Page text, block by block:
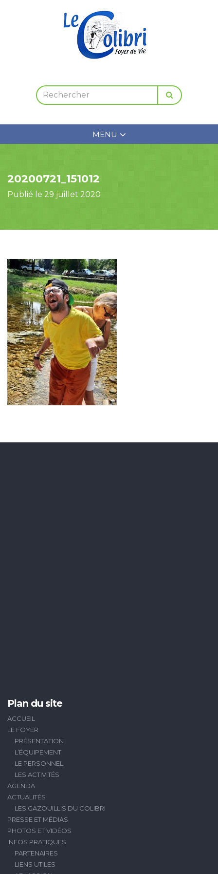
MENU
20200721_151012
Publié le 29 juillet 2020
Plan du site
ACCUEIL
LE FOYER
PRÉSENTATION
L’ÉQUIPEMENT
LE PERSONNEL
LES ACTIVITÉS
AGENDA
ACTUALITÉS
LES GAZOUILLIS DU COLIBRI
PRESSE ET MÉDIAS
PHOTOS ET VIDÉOS
INFOS PRATIQUES
PARTENAIRES
LIENS UTILES